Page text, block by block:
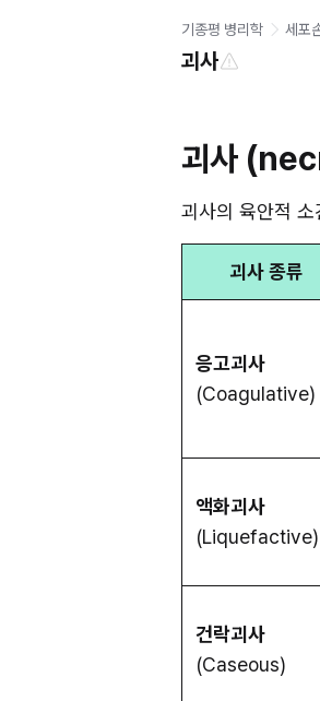
기종평 병리학 세포
괴사
괴사
괴사의 육안적
괴사 종류
응고괴사
(Coagulative)
액화괴사
(Liquefactive)
건락괴사
(Caseous)